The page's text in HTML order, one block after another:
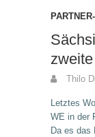
zweite
Thilo
Letztes
WE in der
Da es das